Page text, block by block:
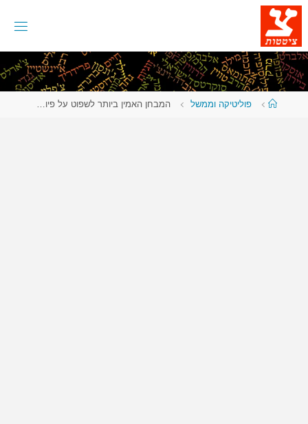
דלגו
לתוכן
עמודפוליטיקה וממשל המבחן האמין ביותר לשפוט על פיו…